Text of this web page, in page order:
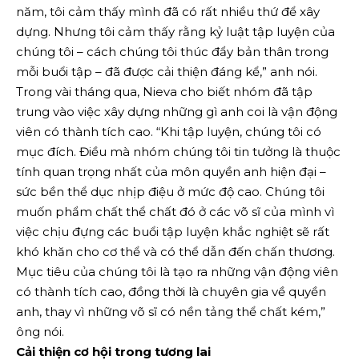
năm, tôi cảm thấy mình đã có rất nhiều thứ để xây
dựng. Nhưng tôi cảm thấy rằng kỷ luật tập luyện của
chúng tôi – cách chúng tôi thúc đẩy bản thân trong
mỗi buổi tập – đã được cải thiện đáng kể,” anh nói.
Trong vài tháng qua, Nieva cho biết nhóm đã tập
trung vào việc xây dựng những gì anh coi là vận động
viên có thành tích cao. “Khi tập luyện, chúng tôi có
mục đích. Điều mà nhóm chúng tôi tin tưởng là thuộc
tính quan trọng nhất của môn quyền anh hiện đại –
sức bền thể dục nhịp điệu ở mức độ cao. Chúng tôi
muốn phẩm chất thể chất đó ở các võ sĩ của mình vì
việc chịu đựng các buổi tập luyện khắc nghiệt sẽ rất
khó khăn cho cơ thể và có thể dẫn đến chấn thương.
Mục tiêu của chúng tôi là tạo ra những vận động viên
có thành tích cao, đồng thời là chuyên gia về quyền
anh, thay vì những võ sĩ có nền tảng thể chất kém,”
ông nói.
Cải thiện cơ hội trong tương lai